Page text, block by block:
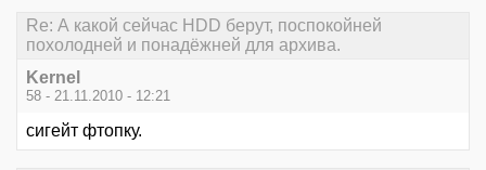
Re: А какой сейчас HDD берут, поспокойней
похолодней и понадёжней для архива.
Kernel
58 - 21.11.2010 - 12:21
сигейт фтопку.